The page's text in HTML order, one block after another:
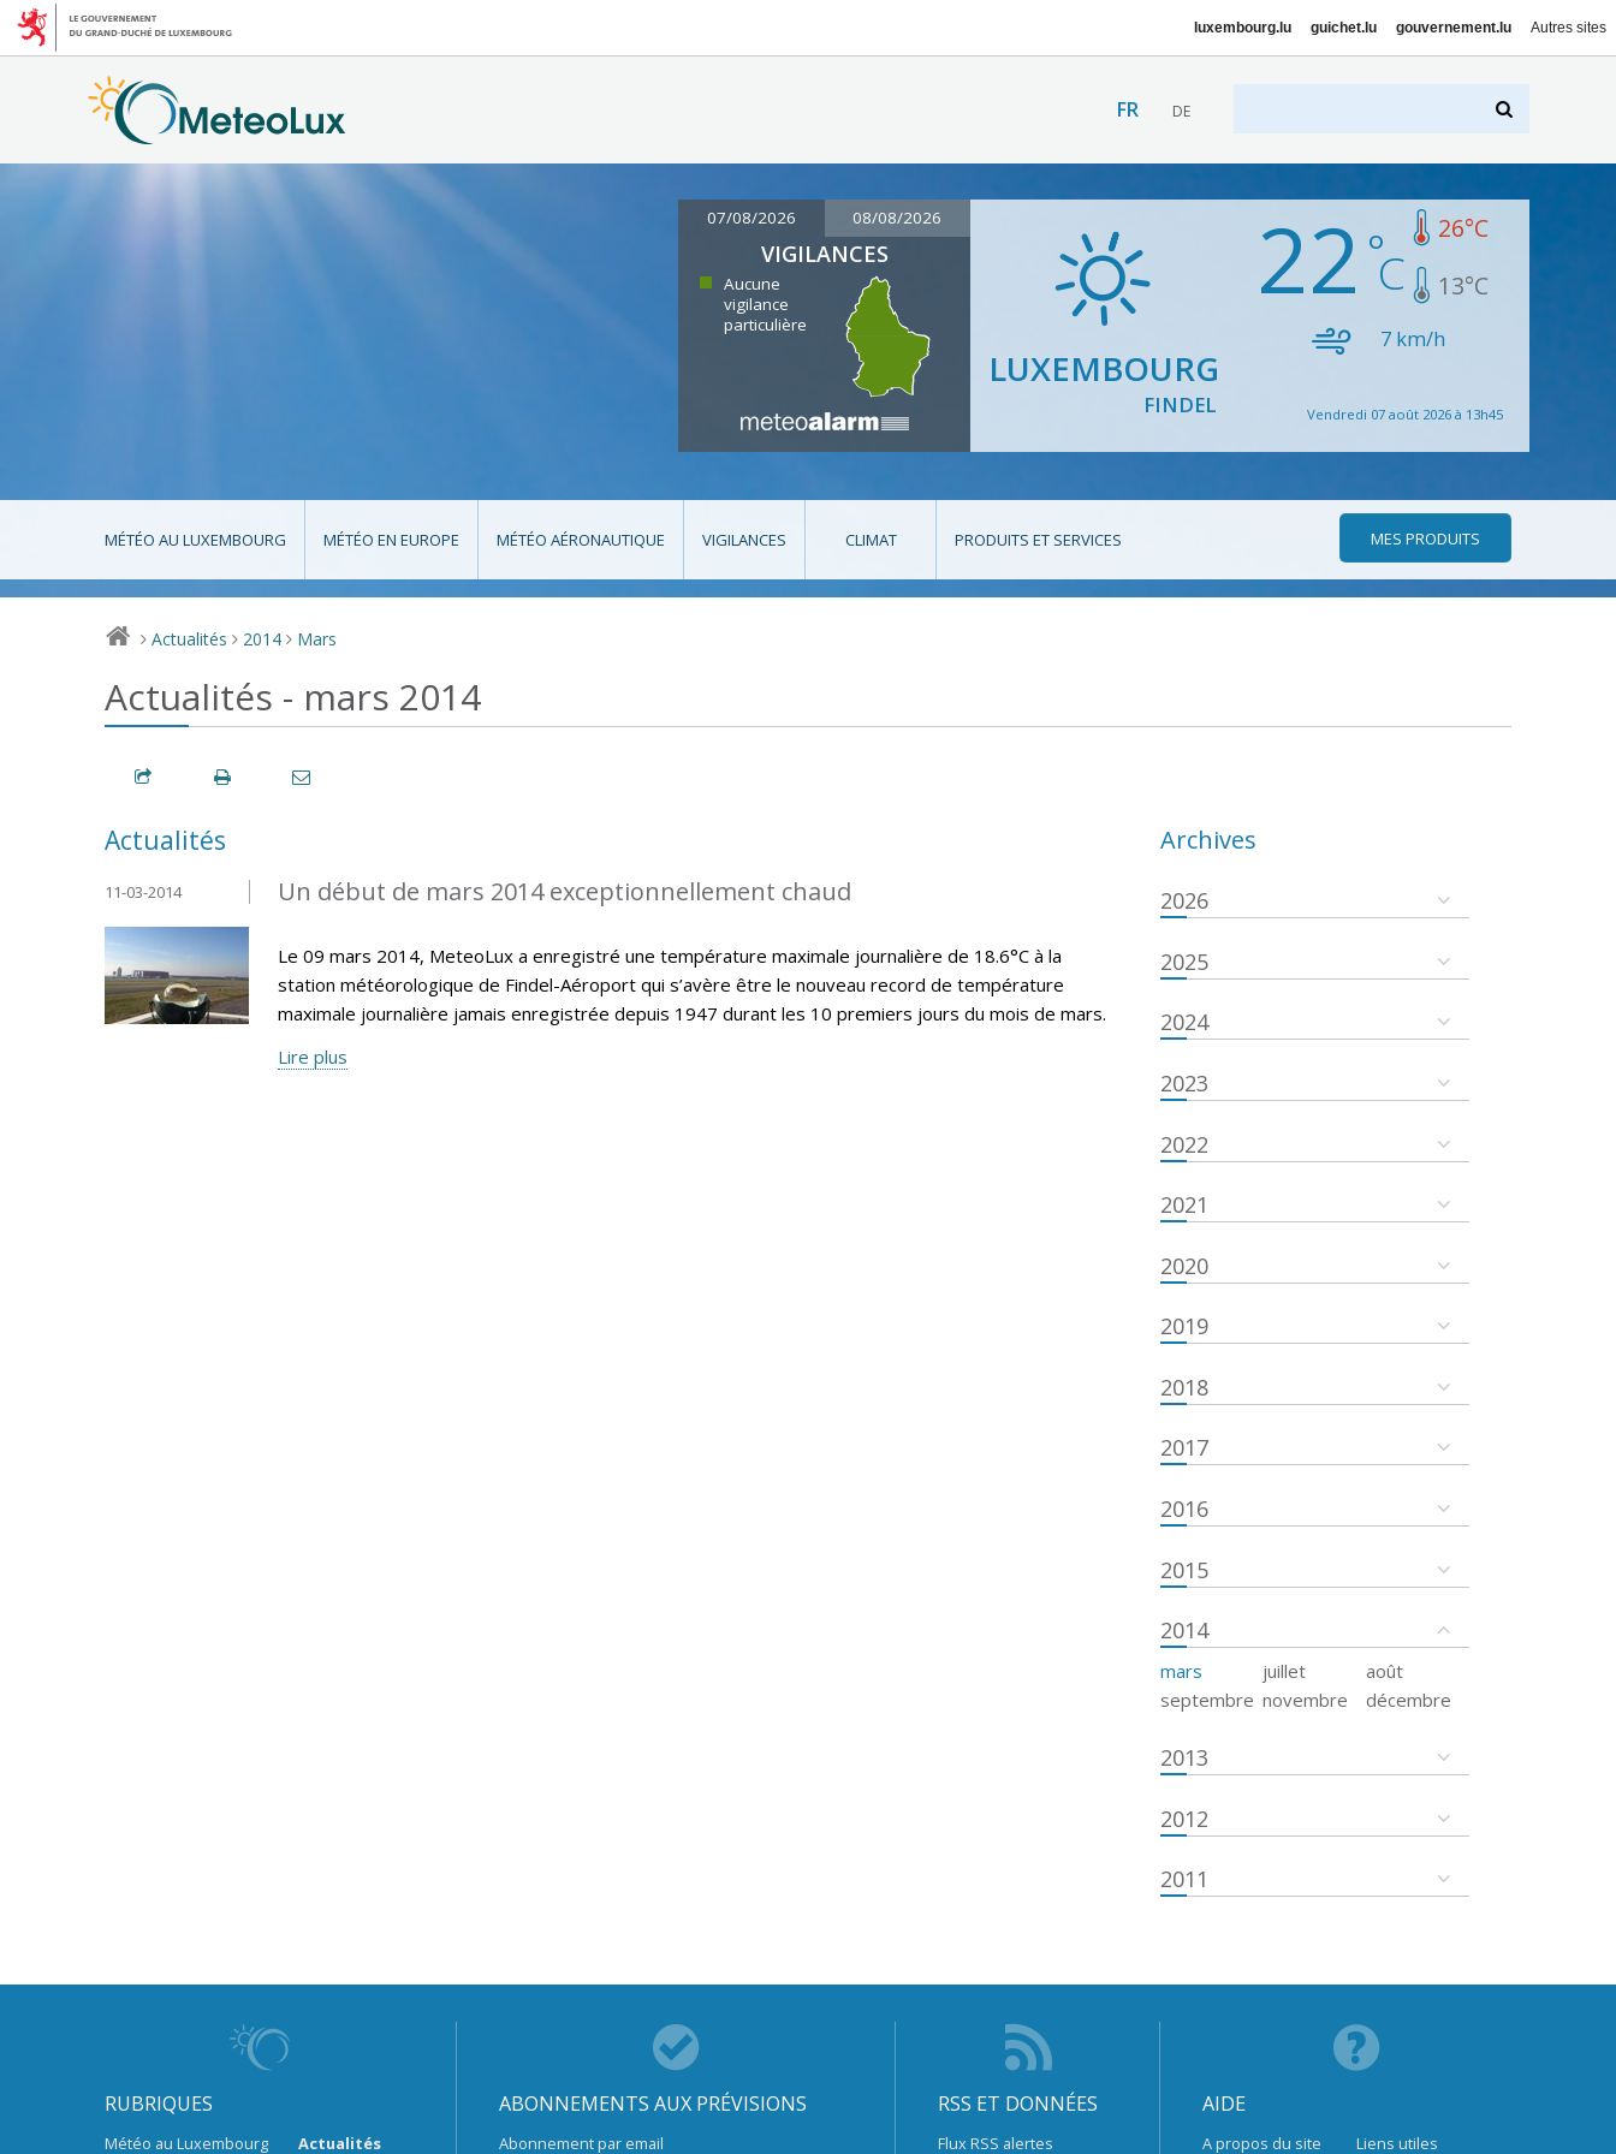
luxembourg.lu guichet.lu gouvernement.lu Autres sites
FR DE
07/08/2026 08/08/2026
VIGILANCES
Aucune
vigilance
particulière
LUXEMBOURG
FINDEL
22 26°C
13°C
7 km/h
Vendredi 07 août 2026 à 13h45
MÉTÉO AU LUXEMBOURG MÉTÉO EN EUROPE MÉTÉO AÉRONAUTIQUE VIGILANCES CLIMAT PRODUITS ET SERVICES MES PRODUITS
> Actualités > 2014 > Mars
Actualités - mars 2014
Actualités
Un début de mars 2014 exceptionnellement chaud
11-03-2014
Le 09 mars 2014, MeteoLux a enregistré une température maximale journalière de 18.6°C à la
station météorologique de Findel-Aéroport qui s’avère être le nouveau record de température
maximale journalière jamais enregistrée depuis 1947 durant les 10 premiers jours du mois de mars.
Lire plus
Archives
2026
2025
2024
2023
2022
2021
2020
2019
2018
2017
2016
2015
2014
mars juillet
août
septembre novembre décembre
2013
2012
2011
RUBRIQUES
Météo au Luxembourg Actualités
ABONNEMENTS AUX PRÉVISIONS
Abonnement par email
RSS ET DONNÉES
Flux RSS alertes
AIDE
A propos du site Liens utiles